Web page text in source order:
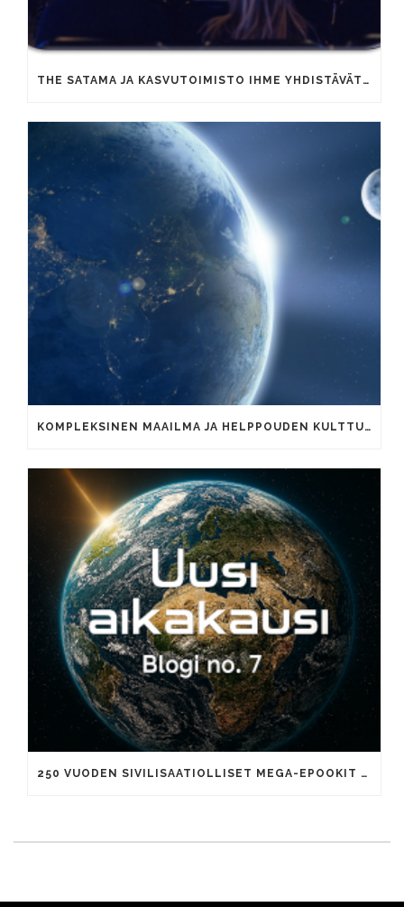
THE SATAMA JA KASVUTOIMISTO IHME YHDISTÄVÄT OSAAMISTAAN YRITYSTEN KAUPALLISEN KASVUN VAUHDITTAMISEKSI
KOMPLEKSINEN MAAILMA JA HELPPOUDEN KULTTUURI
250 VUODEN SIVILISAATIOLLISET MEGA-EPOOKIT JA TUHANNEN VUODEN AIKAKAUDET